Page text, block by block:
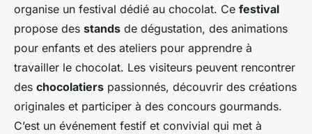
organise un festival dédié au chocolat. Ce festival
propose des stands de dégustation, des animations
pour enfants et des ateliers pour apprendre à
travailler le chocolat. Les visiteurs peuvent rencontrer
des chocolatiers passionnés, découvrir des créations
originales et participer à des concours gourmands.
C’est un événement festif et convivial qui met à